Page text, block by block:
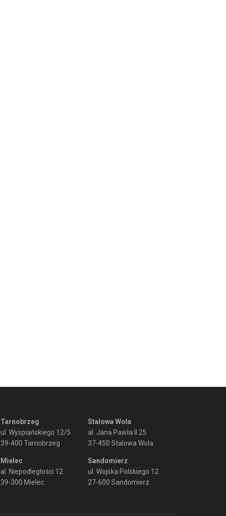
Tarnobrzeg
ul. Wyspiańskiego 12/5
39-400 Tarnobrzeg
Mielec
al. Niepodległości 12
39-300 Mielec
Stalowa Wola
al. Jana Pawła II 25
37-450 Stalowa Wola
Sandomierz
ul. Wojska Polskiego 12
27-600 Sandomierz